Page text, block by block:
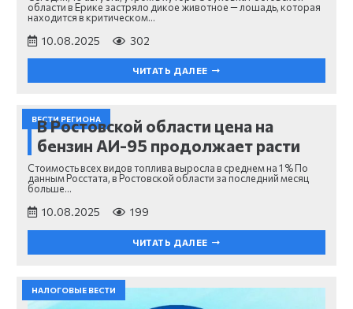
области в Ерике застряло дикое животное — лошадь, которая
находится в критическом…
10.08.2025 302
ЧИТАТЬ ДАЛЕЕ
ВЕСТИ РЕГИОНА
В Ростовской области цена на
бензин АИ-95 продолжает расти
Стоимость всех видов топлива выросла в среднем на 1 % По
данным Росстата, в Ростовской области за последний месяц
больше…
10.08.2025 199
ЧИТАТЬ ДАЛЕЕ
НАЛОГОВЫЕ ВЕСТИ